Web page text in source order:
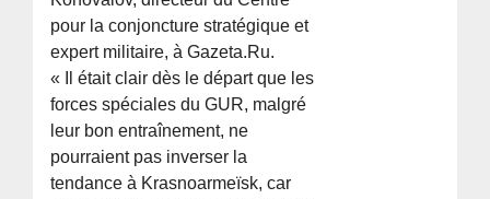
pour la conjoncture stratégique et
expert militaire, à Gazeta.Ru.
« Il était clair dès le départ que les
forces spéciales du GUR, malgré
leur bon entraînement, ne
pourraient pas inverser la
tendance à Krasnoarmeïsk, car